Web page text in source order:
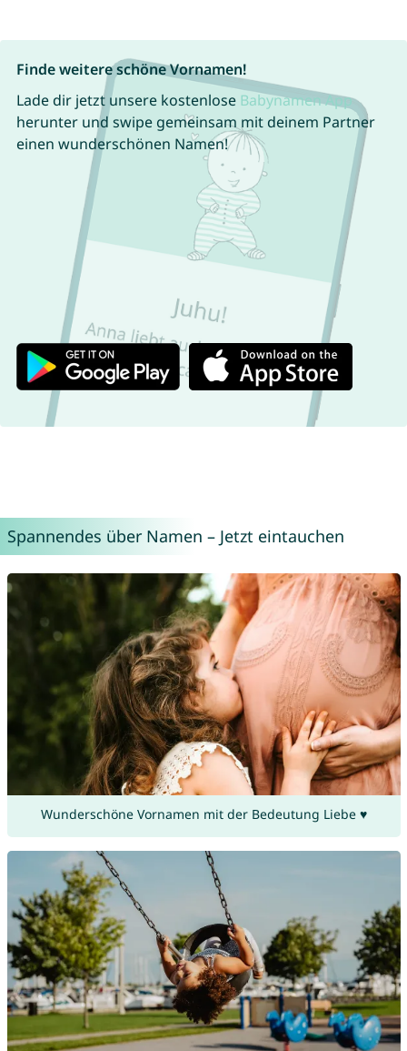
Finde weitere schöne Vornamen!
Lade dir jetzt unsere kostenlose Babynamen App
herunter und swipe gemeinsam mit deinem Partner
einen wunderschönen Namen!
Spannendes über Namen – Jetzt eintauchen
Wunderschöne Vornamen mit der Bedeutung Liebe ♥